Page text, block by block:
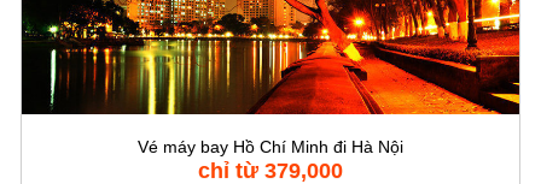
Vé máy bay Hồ Chí Minh đi Hà Nội
chỉ từ 379,000